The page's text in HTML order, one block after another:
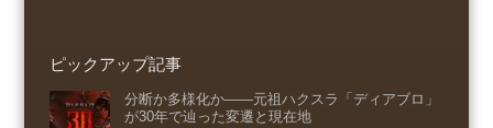
ピックアップ記事
分断か多様化か――元祖ハクスラ「ディアブロ」
が30年で辿った変遷と現在地